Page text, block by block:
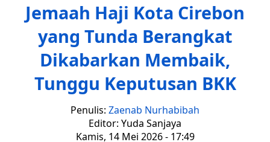
Jemaah Haji Kota Cirebon
yang Tunda Berangkat
Dikabarkan Membaik,
Tunggu Keputusan BKK
Penulis: Zaenab Nurhabibah
Editor: Yuda Sanjaya
Kamis, 14 Mei 2026 - 17:49